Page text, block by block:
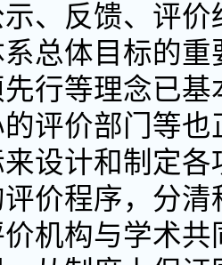
、反馈、评
总体目标的
行等理念已
评价部门等
设计和制定
价程序，分
机构与学术